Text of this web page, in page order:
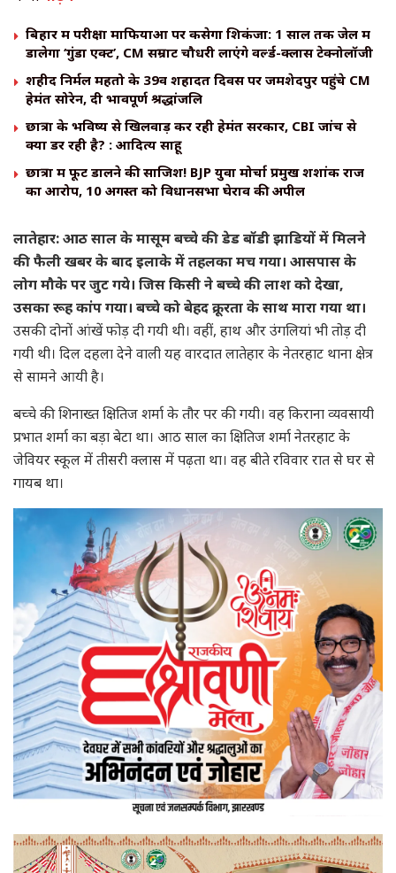
बिहार में परीक्षा माफियाओं पर कसेगा शिकंजा: 1 साल तक जेल में
डालेगा ‘गुंडा एक्ट’, CM सम्राट चौधरी लाएंगे वर्ल्ड-क्लास टेक्नोलॉजी
शहीद निर्मल महतो के 39वें शहादत दिवस पर जमशेदपुर पहुंचे CM
हेमंत सोरेन, दी भावपूर्ण श्रद्धांजलि
छात्रों के भविष्य से खिलवाड़ कर रही हेमंत सरकार, CBI जांच से
क्यों डर रही है? : आदित्य साहू
छात्रों में फूट डालने की साजिश! BJP युवा मोर्चा प्रमुख शशांक राज
का आरोप, 10 अगस्त को विधानसभा घेराव की अपील
लातेहार: आठ साल के मासूम बच्चे की डेड बॉडी झाडियों में मिलने
की फैली खबर के बाद इलाके में तहलका मच गया। आसपास के
लोग मौके पर जुट गये। जिस किसी ने बच्चे की लाश को देखा,
उसका रूह कांप गया। बच्चे को बेहद क्रूरता के साथ मारा गया था।
उसकी दोनों आंखें फोड़ दी गयी थी। वहीं, हाथ और उंगलियां भी तोड़ दी
गयी थी। दिल दहला देने वाली यह वारदात लातेहार के नेतरहाट थाना क्षेत्र
से सामने आयी है।
बच्चे की शिनाख्त क्षितिज शर्मा के तौर पर की गयी। वह किराना व्यवसायी
प्रभात शर्मा का बड़ा बेटा था। आठ साल का क्षितिज शर्मा नेतरहाट के
जेवियर स्कूल में तीसरी क्लास में पढ़ता था। वह बीते रविवार रात से घर से
गायब था।